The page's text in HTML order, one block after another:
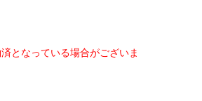
となっている場合がございま